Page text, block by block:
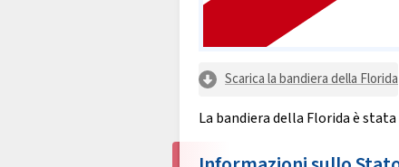
Scarica la bandiera della Florida
La bandiera della Florida è